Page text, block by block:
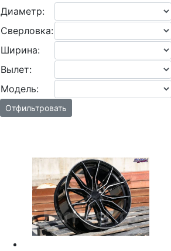
Диаметр:
Сверловка:
Ширина:
Вылет:
Модель:
Отфильтровать